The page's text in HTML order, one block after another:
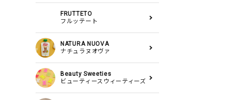
FRUTTETO
フルッテート
NATURA NUOVA
ナチュラヌオヴァ
Beauty Sweeties
ビューティースウィーティーズ